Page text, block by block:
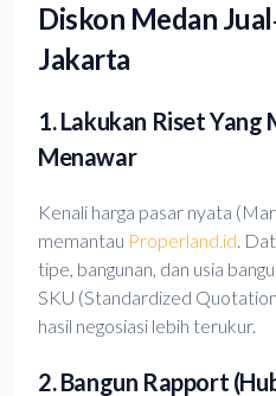
Diskon Medan
Jakarta
1. Lakukan Riset Yang
Menawar
Kenali harga pasar nyata
memantau Properland.id.
tipe, bangunan, dan usia
SKU (Standardized
hasil negosiasi lebih terukur.
2. Bangun Rapport